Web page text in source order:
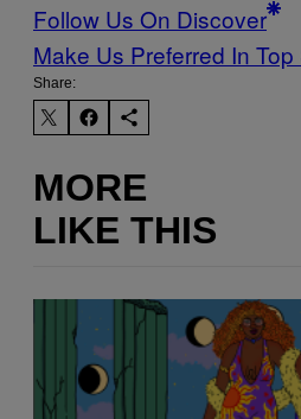
Follow Us On Discover
Make Us Preferred In Top
Share:
MORE
LIKE THIS